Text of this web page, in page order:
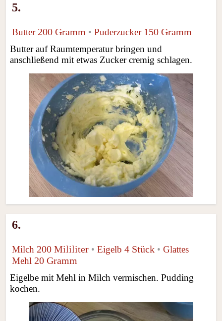
5.
Butter 200 Gramm • Puderzucker 150 Gramm
Butter auf Raumtemperatur bringen und
anschließend mit etwas Zucker cremig schlagen.
6.
Milch 200 Mililiter • Eigelb 4 Stück • Glattes
Mehl 20 Gramm
Eigelbe mit Mehl in Milch vermischen. Pudding
kochen.